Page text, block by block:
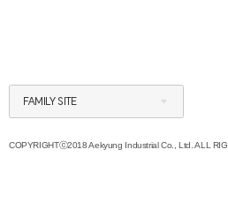
FAMILY SITE
COPYRIGHTⓒ2018 Aekyung Industrial Co., Ltd. ALL